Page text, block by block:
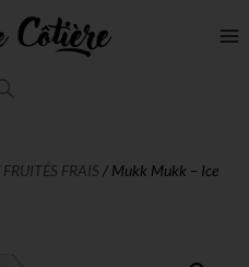
FRUITÉS FRAIS / Mukk Mukk – Ice